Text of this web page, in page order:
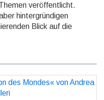
veröffentlicht.
hintergründigen
Blick auf die